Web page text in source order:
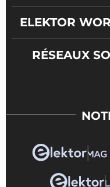
ELEKTOR
RÉSEAUX